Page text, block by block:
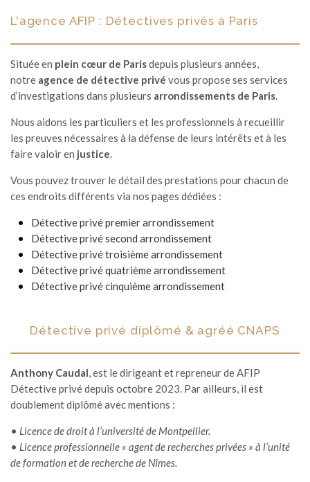
L'agence AFIP : Détectives privés à Paris
Située en plein cœur de Parisdepuis plusieurs années,
notre agence de détective privé vous propose ses services
d’investigations dans plusieurs arrondissements de Paris.
Nous aidons les particuliers et les professionnels à recueillir
les preuves nécessaires à la défense de leurs intérêts et à les
faire valoir en justice.
Vous pouvez trouver le détail des prestations pour chacun de
ces endroits différents via nos pages dédiées :
Détective privé premier arrondissement
Détective privé second arrondissement
Détective privé troisième arrondissement
Détective privé quatrième arrondissement
Détective privé cinquième arrondissement
Détective privé diplômé & agréé CNAPS
Anthony Caudal, est le dirigeant et repreneur de AFIP
Détective privé depuis octobre 2023. Par ailleurs, il est
doublement diplômé avec mentions :
• Licence de droit à l’université de Montpellier.
• Licence professionnelle « agent de recherches privées » à l’unité
de formation et de recherche de Nîmes.